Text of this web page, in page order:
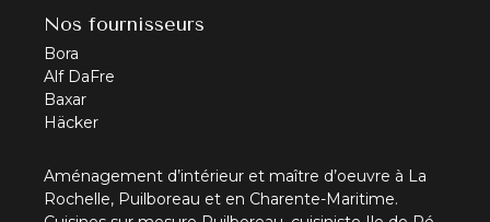
Aménagement d’intérieur et maître d’oeuvre à La
Rochelle, Puilboreau et en Charente-Maritime.
Nos fournisseurs
Bora
Alf DaFre
Baxar
Häcker